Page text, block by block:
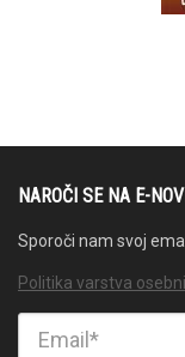
NAROČI SE NA E-
Sporoči nam svoj
Politika varstva